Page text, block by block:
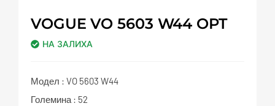
VOGUE VO 5603 W44 OPT
НА ЗАЛИХА
Модел : VO 5603 W44
Големина : 52